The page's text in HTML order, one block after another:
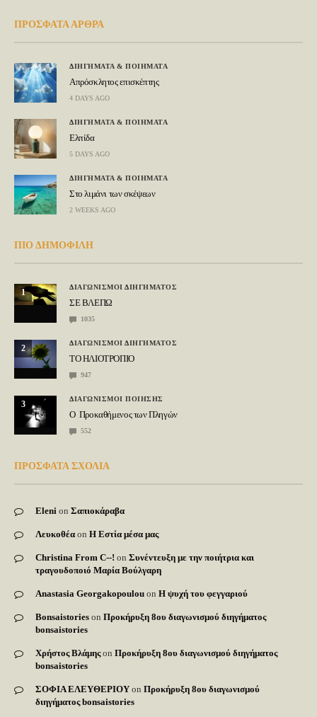
ΠΡΟΣΦΑΤΑ ΑΡΘΡΑ
ΔΙΗΓΗΜΑΤΑ & ΠΟΙΗΜΑΤΑ
Απρόσκλητος επισκέπτης
4 DAYS AGO
ΔΙΗΓΗΜΑΤΑ & ΠΟΙΗΜΑΤΑ
Ελπίδα
5 DAYS AGO
ΔΙΗΓΗΜΑΤΑ & ΠΟΙΗΜΑΤΑ
Στο λιμάνι των σκέψεων
2 WEEKS AGO
ΠΙΟ ΔΗΜΟΦΙΛΗ
1
ΔΙΑΓΩΝΙΣΜΟΙ ΔΙΗΓΗΜΑΤΟΣ
ΣΕ ΒΛΕΠΩ
1035
2
ΔΙΑΓΩΝΙΣΜΟΙ ΔΙΗΓΗΜΑΤΟΣ
ΤΟ ΗΛΙΟΤΡΟΠΙΟ
947
3
ΔΙΑΓΩΝΙΣΜΟΙ ΠΟΙΗΣΗΣ
Ο Προκαθήμενος των Πληγών
552
ΠΡΟΣΦΑΤΑ ΣΧΟΛΙΑ
Eleni on Σαπιοκάραβα
Λευκοθέα on Η Εστία μέσα μας
Christina From C--! on Συνέντευξη με την ποιήτρια και
τραγουδοποιό Μαρία Βούλγαρη
Anastasia Georgakopoulou on Η ψυχή του φεγγαριού
Bonsaistories on Προκήρυξη 8ου διαγωνισμού διηγήματος
bonsaistories
Χρήστος Βλάμηςon Προκήρυξη 8ου διαγωνισμού διηγήματος
bonsaistories
ΣΟΦΙΑ ΕΛΕΥΘΕΡΙΟΥ on Προκήρυξη 8ου διαγωνισμού
διηγήματος bonsaistories